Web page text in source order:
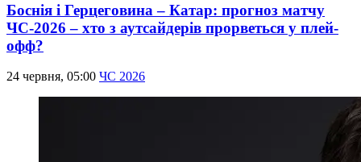
Боснія і Герцеговина – Катар: прогноз матчу
ЧС-2026 – хто з аутсайдерів прорветься у плей-
офф?
24 червня, 05:00 ЧС 2026